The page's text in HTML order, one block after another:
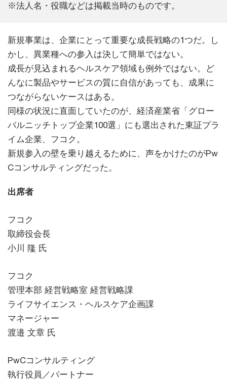
※法人名・役職などは掲載当時のものです。
新規事業は、企業にとって重要な成長戦略の1つだ。し
かし、異業種への参入は決して簡単ではない。
成長が見込まれるヘルスケア領域も例外ではない。ど
んなに製品やサービスの質に自信があっても、成果に
つながらないケースはある。
同様の状況に直面していたのが、経済産業省「グロー
バルニッチトップ企業100選」にも選出された東証プラ
イム企業、フコク。
新規参入の壁を乗り越えるために、声をかけたのがPw
Cコンサルティングだった。
出席者
フコク
取締役会長
小川 隆 氏
フコク
管理本部 経営戦略室 経営戦略課
ライフサイエンス・ヘルスケア企画課
マネージャー
渡邉 文章 氏
PwCコンサルティング
執行役員／パートナー